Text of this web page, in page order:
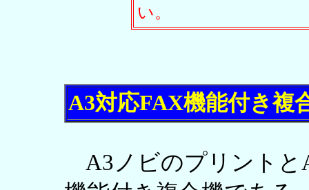
い。
A3対応FAX機能付き複
A3ノビのプリントと